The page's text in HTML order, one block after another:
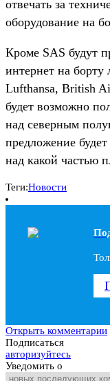
отвечать за
оборудование на
Кроме SAS будут
интернет на борту
Lufthansa, British
будет возможно
над северным
предложение
над какой частью
Теги:Новости
Открыть комментарии
Подписаться
авторизуйтесь
Уведомить о